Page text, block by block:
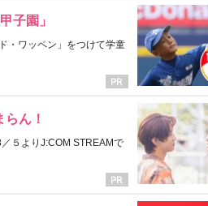
子園」
・ワッペン」をつけて学童
ん！
５よりJ:COM STREAMで